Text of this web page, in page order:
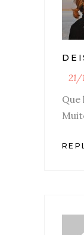
21/
Que